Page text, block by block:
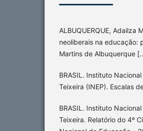
ALBUQUERQUE, Adailza
neoliberais na educação:
Martins de Albuquerque
BRASIL. Instituto
Teixeira (INEP). Escalas
BRASIL. Instituto
Teixeira. Relatório do 4º